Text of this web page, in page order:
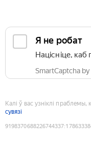
Я не робат
Націсніце, каб
SmartCaptcha by
Калі ў вас узніклі праблемы,
сувязі
9198370688226744337: